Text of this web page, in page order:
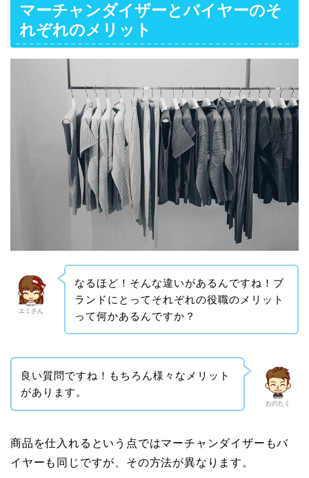
マーチャンダイザーとバイヤーのそ
れぞれのメリット
エミさん
なるほど！そんな違いがあるんですね！ブ
ランドにとってそれぞれの役職のメリット
って何かあるんですか？
おのたく
良い質問ですね！もちろん様々なメリット
があります。
商品を仕入れるという点ではマーチャンダイザーもバ
イヤーも同じですが、その方法が異なります。